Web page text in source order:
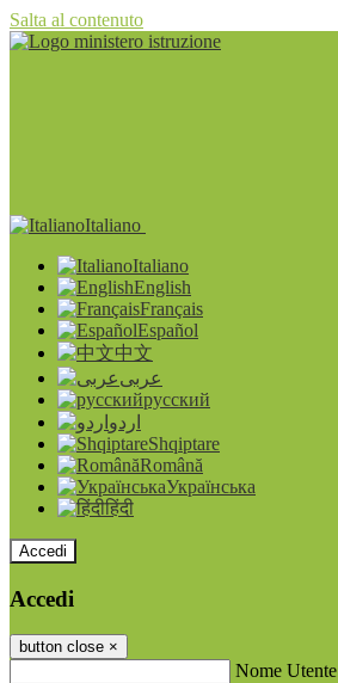
Salta al contenuto
Italiano
Italiano
English
Français
Español
中文
عربى
русский
اردو
Shqiptare
Română
Українська
हिंदी
Accedi
Accedi
button close ×
Nome Utente